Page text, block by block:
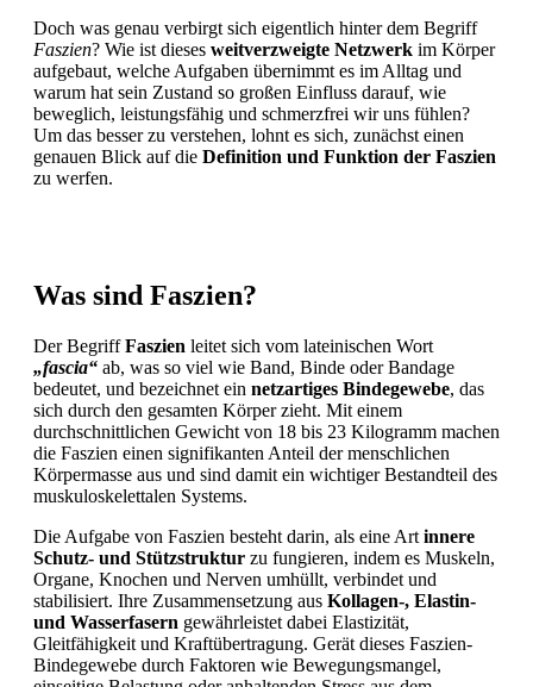
Doch was genau verbirgt sich eigentlich hinter dem Begriff
Faszien? Wie ist dieses weitverzweigte Netzwerk im Körper
aufgebaut, welche Aufgaben übernimmt es im Alltag und
warum hat sein Zustand so großen Einfluss darauf, wie
beweglich, leistungsfähig und schmerzfrei wir uns fühlen?
Um das besser zu verstehen, lohnt es sich, zunächst einen
genauen Blick auf die Definition und Funktion der Faszien
zu werfen.
Was sind Faszien?
Der BegriffFaszien leitet sich vom lateinischen Wort
„fascia“ ab, was so viel wie Band, Binde oder Bandage
bedeutet, und bezeichnet ein netzartiges Bindegewebe, das
sich durch den gesamten Körper zieht. Mit einem
durchschnittlichen Gewicht von 18 bis 23 Kilogramm machen
die Faszien einen signifikanten Anteil der menschlichen
Körpermasse aus und sind damit ein wichtiger Bestandteil des
muskuloskelettalen Systems.
Die Aufgabe von Faszien besteht darin, als eine Art innere
Schutz- und Stützstruktur zu fungieren, indem es Muskeln,
Organe, Knochen und Nerven umhüllt, verbindet und
stabilisiert. Ihre Zusammensetzung aus Kollagen-, Elastin-
und Wasserfasern gewährleistet dabei Elastizität,
Gleitfähigkeit und Kraftübertragung. Gerät dieses Faszien-
Bindegewebe durch Faktoren wie Bewegungsmangel,